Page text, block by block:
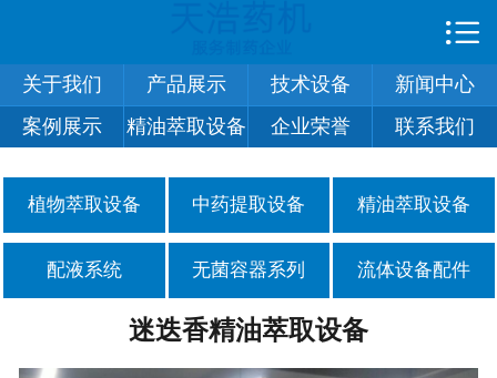
关于我们
技术设备
产品展示
合作伙伴

关于我们 产品展示 技术设备
新闻中心
案例展示
精油萃取设备 企业荣誉 联系我们
植物萃取设备 中药提取设备 精油萃取设备
配液系统 无菌容器系列 流体设备配件
迷迭香精油萃取设备